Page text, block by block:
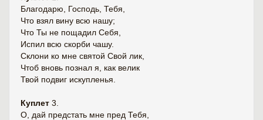
Благодарю, Господь, Тебя,
Что взял вину всю нашу;
Что Ты не пощадил Себя,
Испил всю скорби чашу.
Склони ко мне святой Свой лик,
Чтоб вновь познал я, как велик
Твой подвиг искупленья.
Куплет 3.
О, дай предстать мне пред Тебя,